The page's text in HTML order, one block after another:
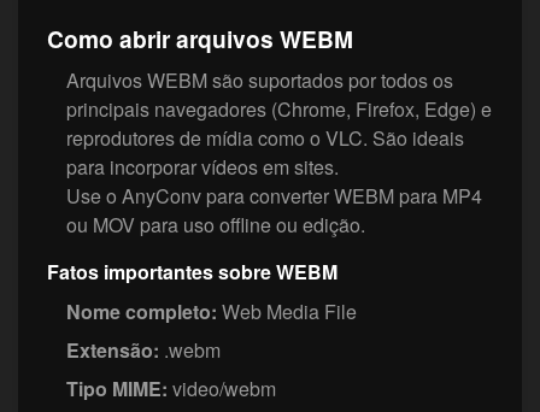
Como abrir arquivos WEBM
Arquivos WEBM são suportados por todos os
principais navegadores (Chrome, Firefox, Edge) e
reprodutores de mídia como o VLC. São ideais
para incorporar vídeos em sites.
Use o AnyConv para converter WEBM para MP4
ou MOV para uso offline ou edição.
Fatos importantes sobre WEBM
Nome completo: Web Media File
Extensão: .webm
Tipo MIME: video/webm